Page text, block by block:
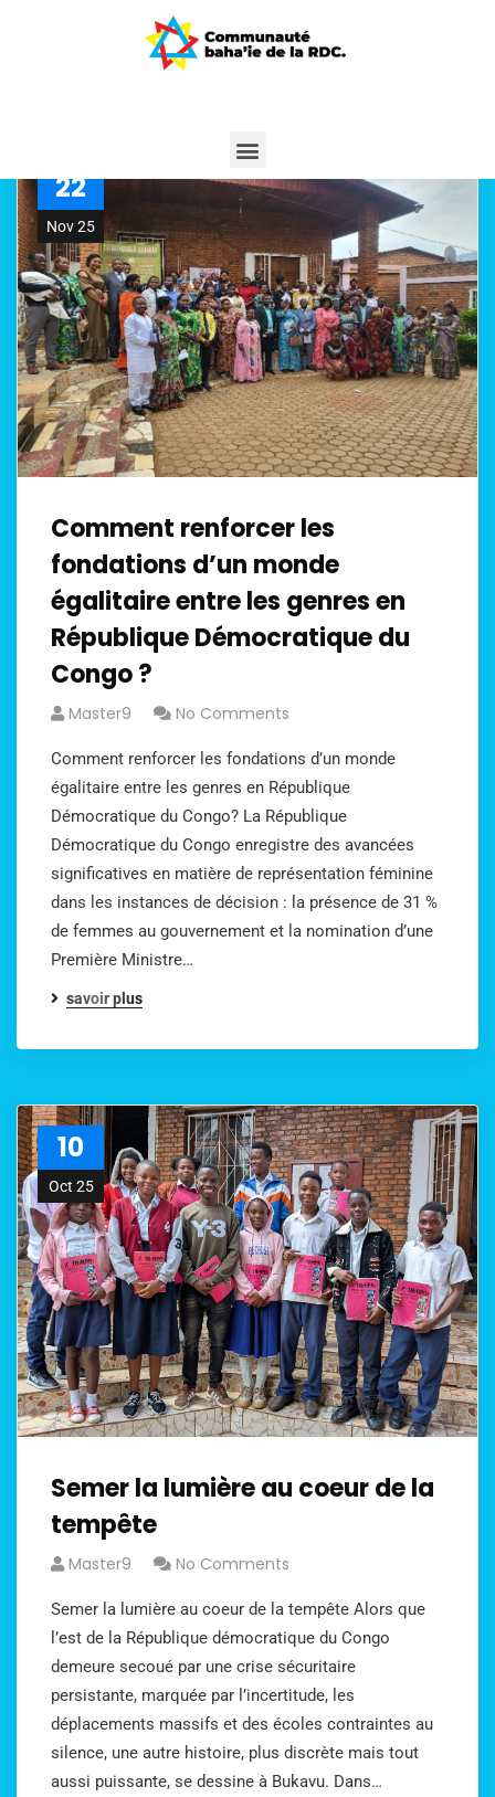
22
Nov 25
Comment renforcer les
fondations d’un monde
égalitaire entre les genres en
République Démocratique du
Congo ?
Master9 No Comments
Comment renforcer les fondations d’un monde
égalitaire entre les genres en République
Démocratique du Congo? La République
Démocratique du Congo enregistre des avancées
significatives en matière de représentation féminine
dans les instances de décision : la présence de 31 %
de femmes au gouvernement et la nomination d’une
Première Ministre…
savoir plus
10
Oct 25
Semer la lumière au coeur de la
tempête
Master9 No Comments
Semer la lumière au coeur de la tempête Alors que
l’est de la République démocratique du Congo
demeure secoué par une crise sécuritaire
persistante, marquée par l’incertitude, les
déplacements massifs et des écoles contraintes au
silence, une autre histoire, plus discrète mais tout
aussi puissante, se dessine à Bukavu. Dans…